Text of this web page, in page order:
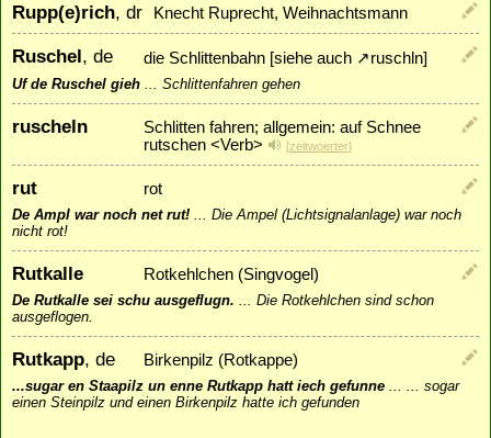
Rupp(e)rich, dr Knecht Ruprecht, Weihnachtsmann
Ruschel, de die Schlittenbahn [siehe auch ↗ruschln]
Uf de Ruschel gieh ... Schlittenfahren gehen
ruscheln
Schlitten fahren; allgemein: auf Schnee
rutschen <Verb>
[zeitwoerter]
rut rot
De Ampl war noch net rut! ... Die Ampel (Lichtsignalanlage) war noch
nicht rot!
Rutkalle Rotkehlchen (Singvogel)
De Rutkalle sei schu ausgeflugn. ... Die Rotkehlchen sind schon
ausgeflogen.
Rutkapp, de Birkenpilz (Rotkappe)
...sugar en Staapilz un enne Rutkapp hatt iech gefunne ... ... sogar
einen Steinpilz und einen Birkenpilz hatte ich gefunden